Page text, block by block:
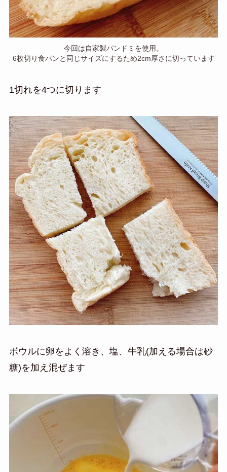
今回は自家製パンドミを使用。
6枚切り食パンと同じサイズにするため2cm厚さに切っています
1切れを4つに切ります
ボウルに卵をよく溶き、塩、牛乳(加える場合は砂
糖)を加え混ぜます